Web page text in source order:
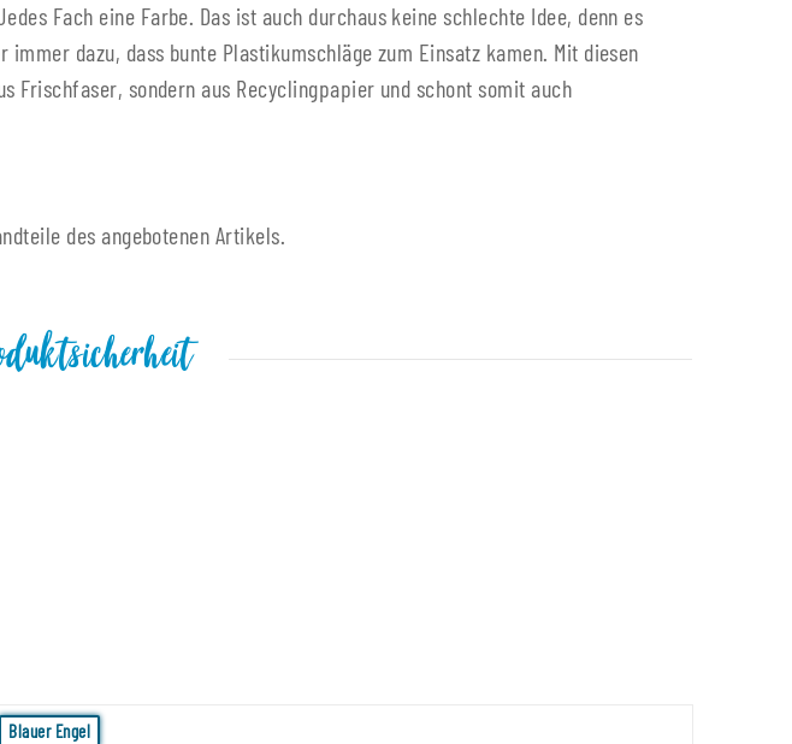
Fach eine Farbe. Das ist auch durchaus keine schlechte Idee, denn es
dazu, dass bunte Plastikumschläge zum Einsatz kamen. Mit diesen
Frischfaser, sondern aus Recyclingpapier und schont somit auch
des angebotenen Artikels.
Blauer Engel